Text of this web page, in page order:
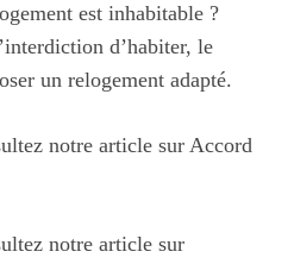
est inhabitable ?
d’habiter, le
un relogement adapté.
notre article sur Accord
notre article sur